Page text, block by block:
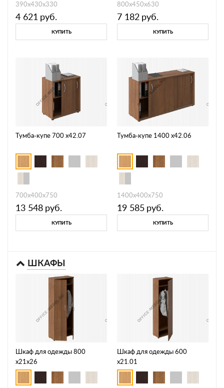
390х430х330
4 621 руб.
КУПИТЬ
800х450х630
7 182 руб.
КУПИТЬ
Тумба-купе 700 х42.07
700х400х750
13 548 руб.
КУПИТЬ
Тумба-купе 1400 х42.06
1400х400х750
19 585 руб.
КУПИТЬ
ШКАФЫ
Шкаф для одежды 800
х21х26
Шкаф для одежды 600
х21.01